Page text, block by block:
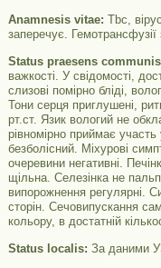
Anamnesis vitae: Tbc,
заперечує. Гемотрансфузії
Status praesens
важкості. У свідомості,
слизові помірно бліді,
Тони серця приглушені,
рт.ст. Язик вологий не
рівномірно приймає участь
безболісний. Міхурові
очеревини негативні.
щільна. Селезінка не
випорожнення регулярні.
сторін. Сечовипускання
кольору, в достатній
Status localis: За даними